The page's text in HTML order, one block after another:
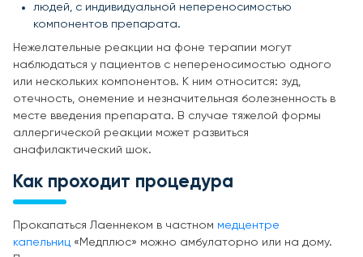
людей, с индивидуальной непереносимостью
компонентов препарата.
Нежелательные реакции на фоне терапии могут
наблюдаться у пациентов с непереносимостью одного
или нескольких компонентов. К ним относится: зуд,
отечность, онемение и незначительная болезненность в
месте введения препарата. В случае тяжелой формы
аллергической реакции может развиться
анафилактический шок.
Как проходит процедура
Прокапаться Лаеннеком в частном медцентре
капельниц «Медплюс» можно амбулаторно или на дому.